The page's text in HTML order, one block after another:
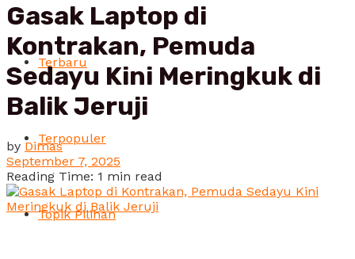
Terbaru
Terpopuler
Topik Pilihan
Gasak Laptop di
Kontrakan, Pemuda
Sedayu Kini Meringkuk di
Balik Jeruji
by Dimas
September 7, 2025
Reading Time: 1 min read